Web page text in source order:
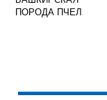
ПОРОДА ПЧЕЛ